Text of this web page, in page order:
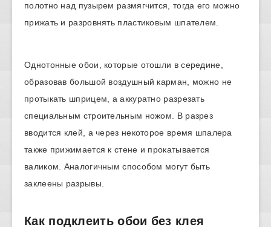
полотно над пузырем размягчится, тогда его можно
прижать и разровнять пластиковым шпателем.
Однотонные обои, которые отошли в середине,
образовав большой воздушный карман, можно не
протыкать шприцем, а аккуратно разрезать
специальным строительным ножом. В разрез
вводится клей, а через некоторое время шпалера
также прижимается к стене и прокатывается
валиком. Аналогичным способом могут быть
заклеены разрывы.
Как подклеить обои без клея